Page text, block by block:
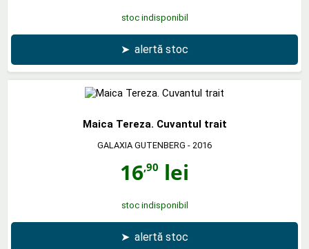
stoc indisponibil
➤ alertă stoc
Maica Tereza. Cuvantul trait
GALAXIA GUTENBERG - 2016
16,90 lei
stoc indisponibil
➤ alertă stoc